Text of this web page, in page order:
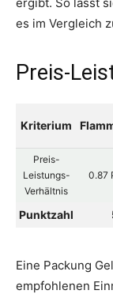
es im Vergleich
Preis-
Kriterium
Preis-
Leistungs-
Verhältnis
0.87
Punktzahl
Eine Packung
empfohlenen